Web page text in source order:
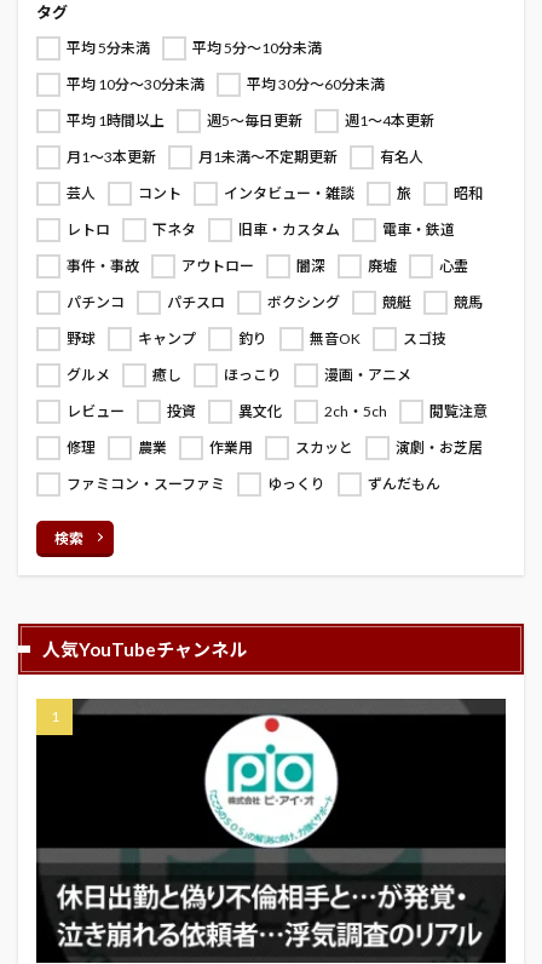
タグ
平均 5分未満
平均 5分～10分未満
平均 10分～30分未満
平均 30分～60分未満
平均 1時間以上
週5～毎日更新
週1～4本更新
月1～3本更新
月1未満～不定期更新
有名人
芸人
コント インタビュー・雑談 旅
昭和
レトロ
下ネタ 旧車・カスタム
電車・鉄道
事件・事故
アウトロー 闇深 廃墟
心霊
パチンコ
パチスロ ボクシング 競艇
競馬
野球
キャンプ 釣り 無音OK
スゴ技
グルメ
癒し ほっこり
漫画・アニメ
レビュー
投資 異文化 2ch・5ch
閲覧注意
修理
農業 作業用 スカッと
演劇・お芝居
ファミコン・スーファミ
ゆっくり ずんだもん
検索
人気YouTubeチャンネル